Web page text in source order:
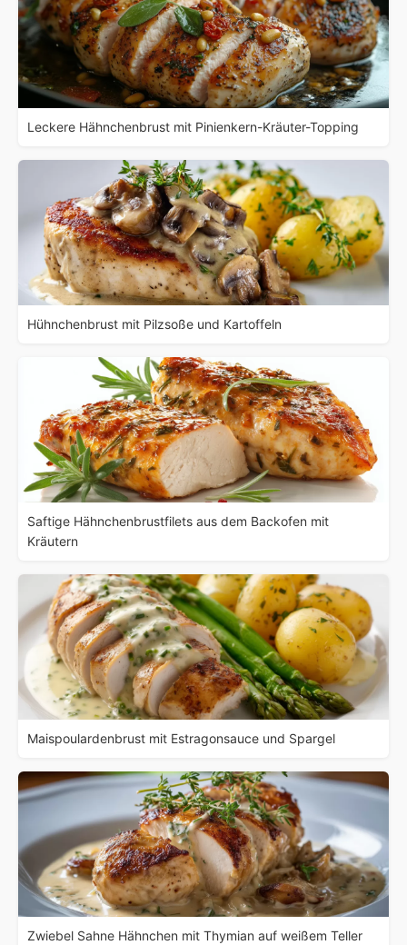
Leckere Hähnchenbrust mit Pinienkern-Kräuter-Topping
Hühnchenbrust mit Pilzsoße und Kartoffeln
Saftige Hähnchenbrustfilets aus dem Backofen mit
Kräutern
Maispoulardenbrust mit Estragonsauce und Spargel
Zwiebel Sahne Hähnchen mit Thymian auf weißem Teller